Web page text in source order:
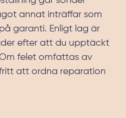
annat inträffar som
garanti. Enligt lag är
efter att du upptäckt
felet omfattas av
att ordna reparation